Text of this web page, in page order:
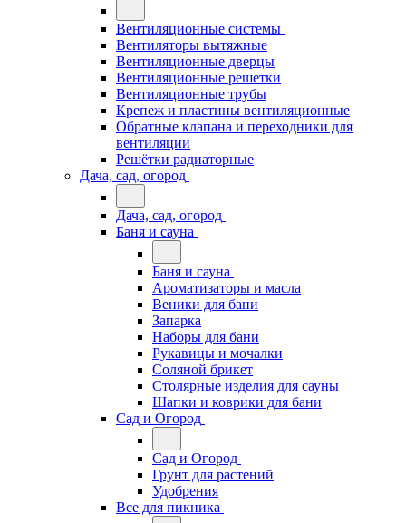
Вентиляционные системы
Вентиляторы вытяжные
Вентиляционные дверцы
Вентиляционные решетки
Вентиляционные трубы
Крепеж и пластины вентиляционные
Обратные клапана и переходники для
вентиляции
Решётки радиаторные
Дача, сад, огород
Дача, сад, огород
Баня и сауна
Баня и сауна
Ароматизаторы и масла
Веники для бани
Запарка
Наборы для бани
Рукавицы и мочалки
Соляной брикет
Столярные изделия для сауны
Шапки и коврики для бани
Сад и Огород
Сад и Огород
Грунт для растений
Удобрения
Все для пикника